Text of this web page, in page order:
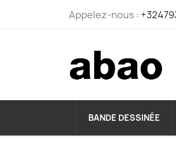
Appelez-nous :
BANDE DESSINÉE